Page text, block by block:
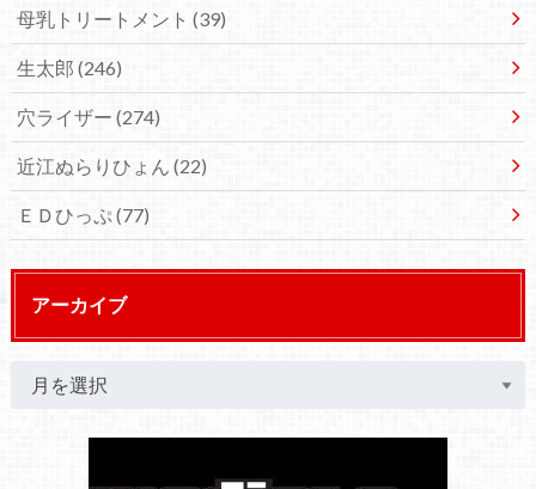
母乳トリートメント (39)
生太郎 (246)
穴ライザー (274)
近江ぬらりひょん (22)
ＥＤひっぷ(77)
アーカイブ